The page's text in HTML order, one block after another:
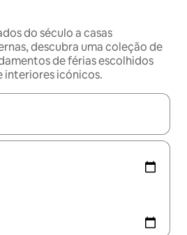
do século a casas
descubra uma coleção de
de férias escolhidos
interiores icónicos.
disponíveis, navegue com